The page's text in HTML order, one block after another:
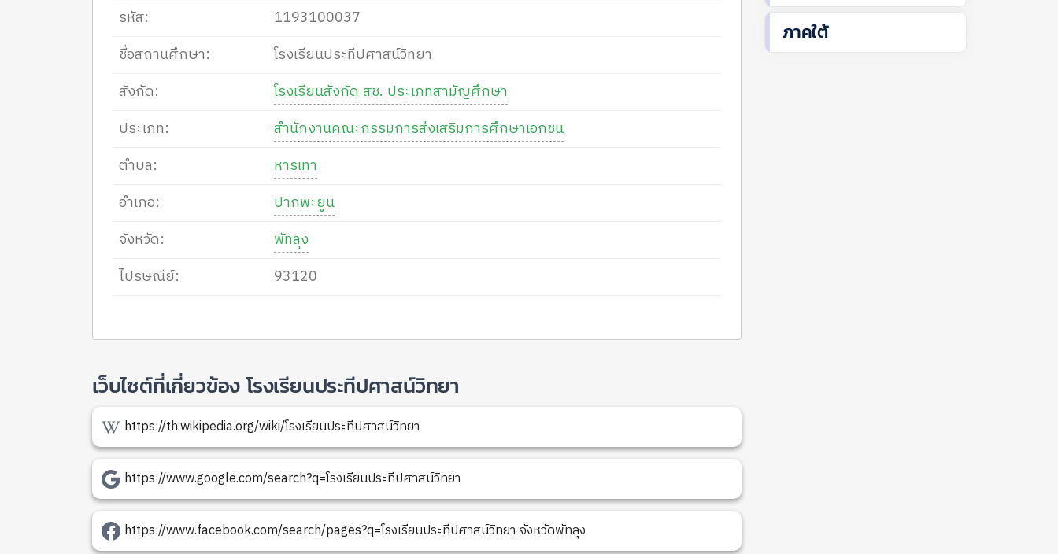
รหัส:
1193100037
ชื่อสถานศึกษา:
โรงเรียนประทีปศาสน์วิทยา
สังกัด:
โรงเรียนสังกัด สช. ประเภทสามัญศึกษา
ประเภท:
สำนักงานคณะกรรมการส่งเสริมการศึกษาเอกชน
ตำบล:
หารเทา
อำเภอ:
ปากพะยูน
จังหวัด:
พัทลุง
ไปรษณีย์:
93120
เว็บไซต์ที่เกี่ยวข้อง โรงเรียนประทีปศาสน์วิทยา
https://th.wikipedia.org/wiki/โรงเรียนประทีปศาสน์วิทยา
https://www.google.com/search?q=โรงเรียนประทีปศาสน์วิทยา
https://www.facebook.com/search/pages?q=โรงเรียนประทีปศาสน์วิทยา จังหวัดพัทลุง
ภาคใต้